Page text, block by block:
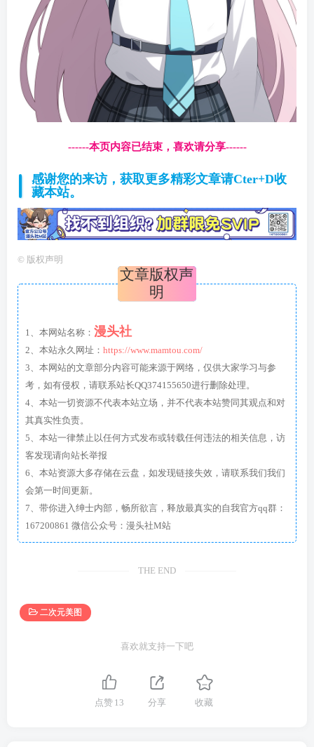
------本页内容已结束，喜欢请分享------
感谢您的来访，获取更多精彩文章请Cter+D收
藏本站。
© 版权声明
文章版权声
明
1、本网站名称： 漫头社
2、本站永久网址： https://www.mamtou.com/
3、本网站的文章部分内容可能来源于网络，仅供大家学习与参
考，如有侵权，请联系站长QQ374155650进行删除处理。
4、本站一切资源不代表本站立场，并不代表本站赞同其观点和对
其真实性负责。
5、本站一律禁止以任何方式发布或转载任何违法的相关信息，访
客发现请向站长举报
6、本站资源大多存储在云盘，如发现链接失效，请联系我们我们
会第一时间更新。
7、带你进入绅士内部，畅所欲言，释放最真实的自我官方qq群：
167200861 微信公众号：漫头社M站
THE END
二次元美图
喜欢就支持一下吧
点赞 13 分享 收藏